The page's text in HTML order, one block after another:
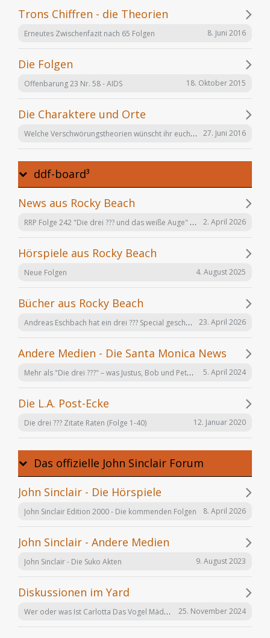
Trons Chiffren - die Theorien
Erneutes Zwischenfazit nach 65 Folgen 8. Juni 2016
Die Folgen
Offenbarung 23 Nr. 58 - AIDS 18. Oktober 2015
Die Charaktere und Orte
Welche Verschwörungstheorien wünscht ihr euch noch in der Serie "Offenbarung 23"? 27. Juni 2016
ddf-board³
News aus Rocky Beach
RRP Folge 242 "Die drei ??? und das weiße Auge" am 02.12. in Karlsruhe 2. April 2026
Hörspiele aus Rocky Beach
Neue Folgen 4. August 2025
Bücher aus Rocky Beach
Andreas Eschbach hat ein drei ??? Special geschrieben: "Die Auferstehung" 23. April 2026
Andere Medien - Die Santa Monica News
Mehr als "Die drei ???" – was Justus, Bob und Peter auch noch tun 5. April 2024
Die L.A. Post-Ecke
Die drei ??? Zitate Raten (Folge 1-40) 12. Januar 2020
Das offizielle John Sinclair Forum
John Sinclair - Die Hörspiele
John Sinclair Edition 2000 - Die kommenden Folgen 8. April 2026
John Sinclair - Andere Medien
John Sinclair - Die Suko Akten 9. August 2023
Diskussionen im Yard
Wer oder was Ist Carlotta Das Vogel Mädchen 25. November 2024